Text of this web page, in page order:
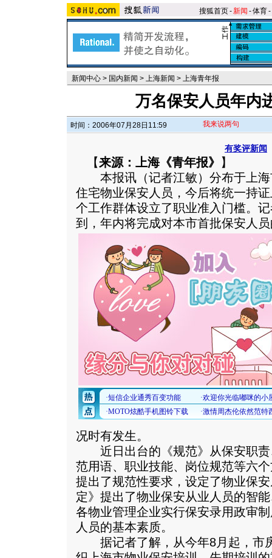
搜狐首页-新闻 -体育-
新闻中心 > 国内新闻 > 上海新闻 > 上海青年报
万名保安人员年内
时间：2006年07月28日11:59 我来说两句
有奖评新闻
【来源：上海《青年报》 】
本报讯（记者江敏）分布于上海
住宅物业保安人员，今后将统一持
个工作群体设立了职业准入门槛。
到，年内将完成对本市首批保安人
况时有发生。
近日出台的《规范》从保安职责
范用语、职业技能、岗位规范等六
提出了规范性要求，设定了物业保
定》提出了物业保安从业人员的智
各物业管理企业实行保安录用政审
人员的基本素质。
据记者了解，从今年8月起，市